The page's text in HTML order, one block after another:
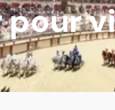
UNE
LUXE…
Petit